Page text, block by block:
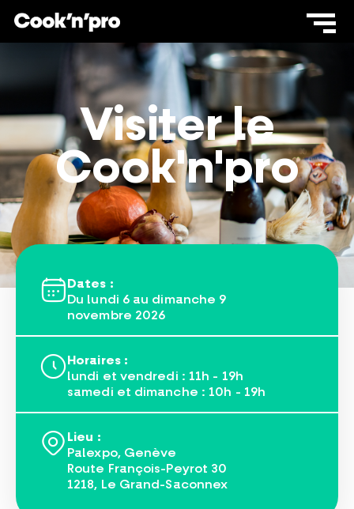
Visiter le
Cook'n'pro
Dates :
Du lundi 6 au dimanche 9
novembre 2026
Horaires :
lundi et vendredi : 11h - 19h
samedi et dimanche : 10h - 19h
Lieu :
Palexpo, Genève
Route François-Peyrot 30
1218, Le Grand-Saconnex